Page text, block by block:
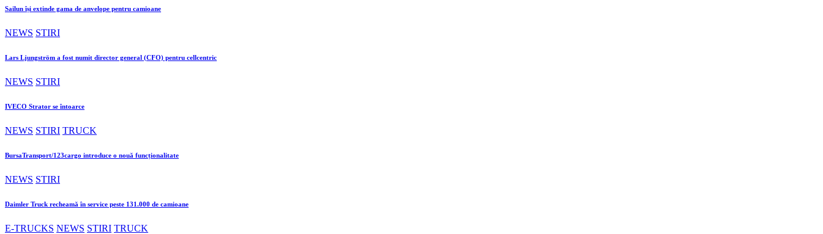
Sailun își extinde gama de anvelope pentru camioane
NEWS STIRI
Lars Ljungström a fost numit director general (CFO) pentru cellcentric
NEWS STIRI
IVECO Strator se întoarce
NEWS STIRI TRUCK
BursaTransport/123cargo introduce o nouă funcționalitate
NEWS STIRI
Daimler Truck recheamă în service peste 131.000 de camioane
E-TRUCKS NEWS STIRI TRUCK